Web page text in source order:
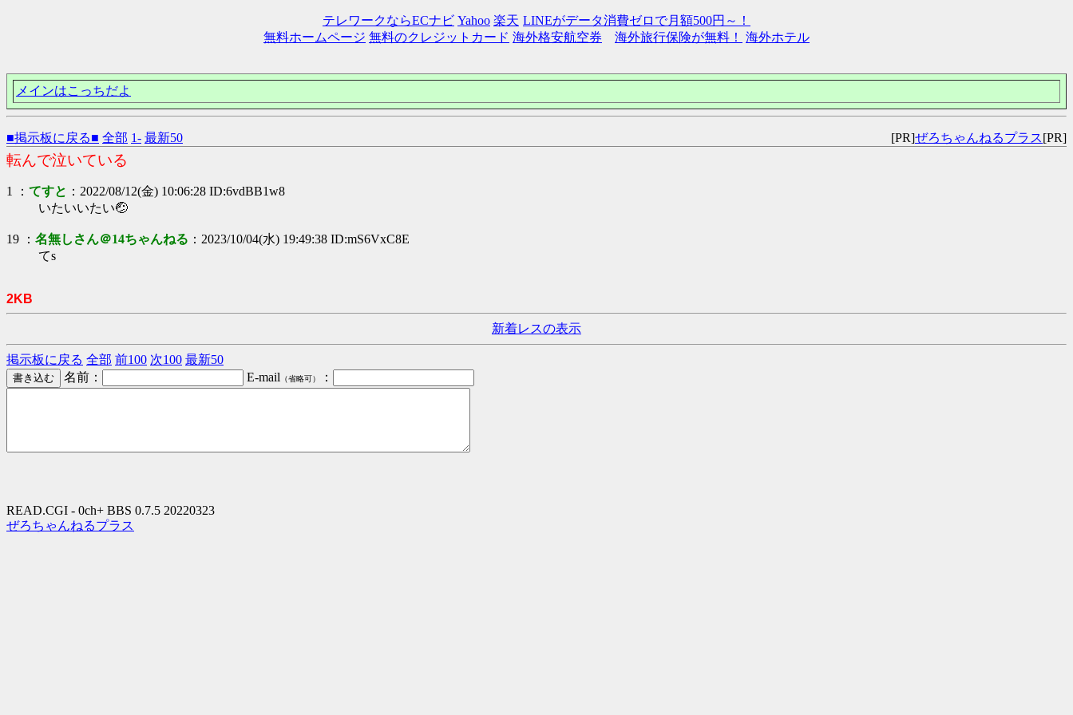
テレワークならECナビ Yahoo 楽天 LINEがデータ消費ゼロで月額500円～！
無料ホームページ 無料のクレジットカード 海外格安航空券 海外旅行保険が無料！ 海外ホテル
メインはこっちだよ
■掲示板に戻る■ 全部 1- 最新50 [PR]ぜろちゃんねるプラス[PR]
転んで泣いている
1 ： てすと ：2022/08/12(金) 10:06:28 ID:6vdBB1w8
いたいいたい🤕
19 ： 名無しさん＠14ちゃんねる ：2023/10/04(水) 19:49:38 ID:mS6VxC8E
てs
2KB
新着レスの表示
掲示板に戻る 全部 前100 次100 最新50
名前：
E-mail （省略可） ：
READ.CGI - 0ch+ BBS 0.7.5 20220323
ぜろちゃんねるプラス